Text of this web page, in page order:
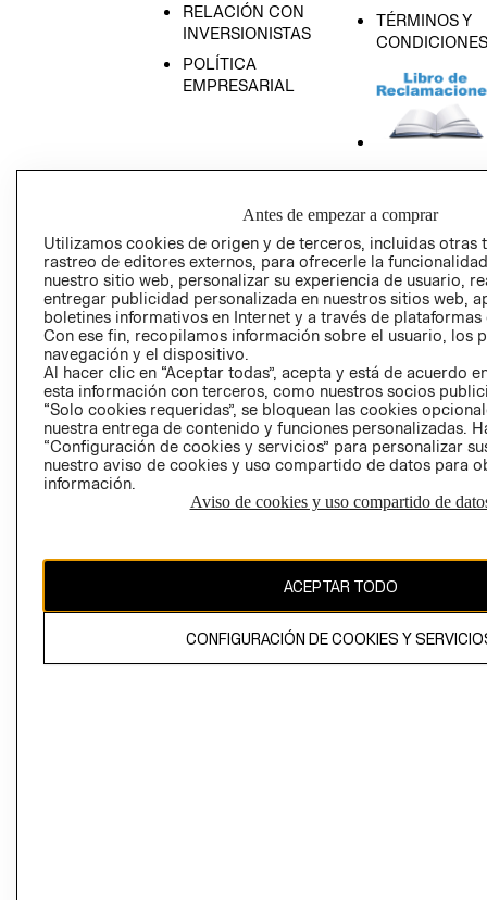
RELACIÓN CON
INVERSIONISTAS
POLÍTICA
EMPRESARIAL
TÉRMINOS Y
CONDICIONES
PRIVACIDAD
GIFT CARD
AVISO DE
Perú (S/)
CAMBIAR REGIÓN
El contenido de esta página web está protegido por copyright y es
Antes de empezar a comprar
Utilizamos cookies de origen y de terceros, incluidas otras
rastreo de editores externos, para ofrecerle la
nuestro sitio web, personalizar su experiencia de usuario,
entregar publicidad personalizada en nuestros sitios web,
boletines informativos en Internet y a través de plataformas
Con ese fin, recopilamos información sobre el usuario, los
navegación y el dispositivo.
Al hacer clic en “Aceptar todas”, acepta y está de acuerdo
esta información con terceros, como nuestros socios
“Solo cookies requeridas”, se bloquean las cookies
nuestra entrega de contenido y funciones personalizadas.
“Configuración de cookies y servicios” para personalizar
nuestro aviso de cookies y uso compartido de datos para
información.
Aviso de cookies y uso compartido de
ACEPTAR TODO
CONFIGURACIÓN DE COOKIES Y